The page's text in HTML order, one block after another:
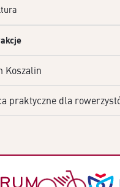
Koszalin
praktyczne dla